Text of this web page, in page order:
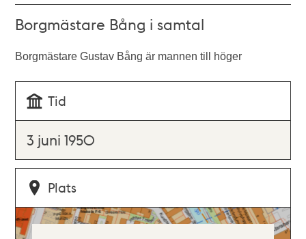
Borgmästare Bång i samtal
Borgmästare Gustav Bång är mannen till höger
Tid
3 juni 1950
Plats